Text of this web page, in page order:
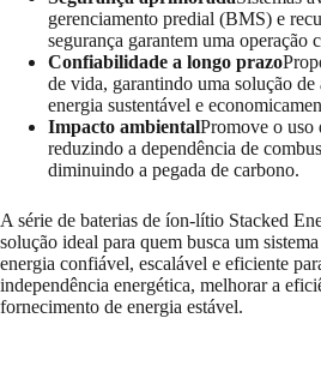
gerenciamento predial (BMS) e
segurança garantem uma operação
Confiabilidade a longo prazo
de vida, garantindo uma solução de
energia sustentável e
Impacto ambientalPromove o uso
reduzindo a dependência de
diminuindo a pegada de carbono.
A série de baterias de íon-lítio Stacked
solução ideal para quem busca um
energia confiável, escalável e eficiente
independência energética, melhorar a
fornecimento de energia estável.